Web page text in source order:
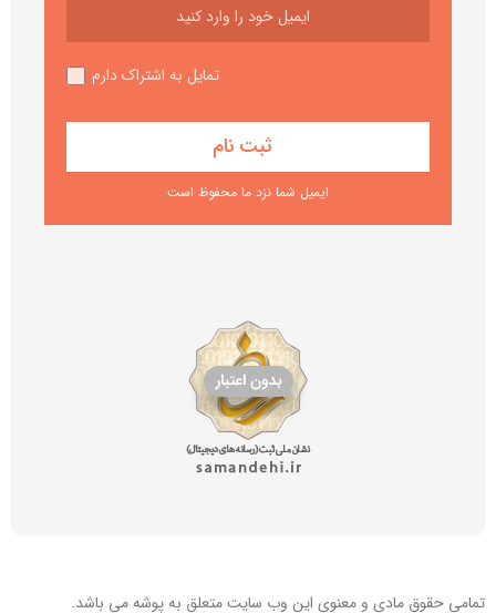
تمایل به اشتراک دارم
ایمیل شما نزد ما محفوظ است
تمامی حقوق مادی و معنوی این وب سایتمتعلق به پوشه می باشد.